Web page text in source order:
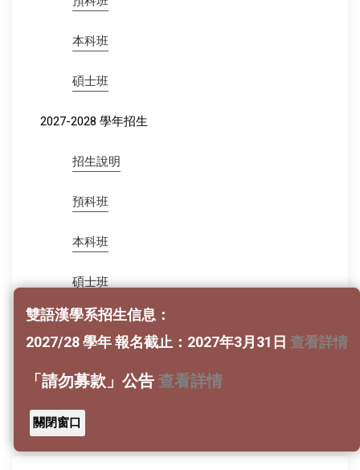
本科班
碩士班
2027-2028 學年招生
招生說明
預科班
本科班
碩士班
學費與食宿費
雙語漢學系招生信息：
2027/28 學年 報名截止：2027年3月31日 查看詳情
「請勿募款」公告 查看詳情
關閉窗口